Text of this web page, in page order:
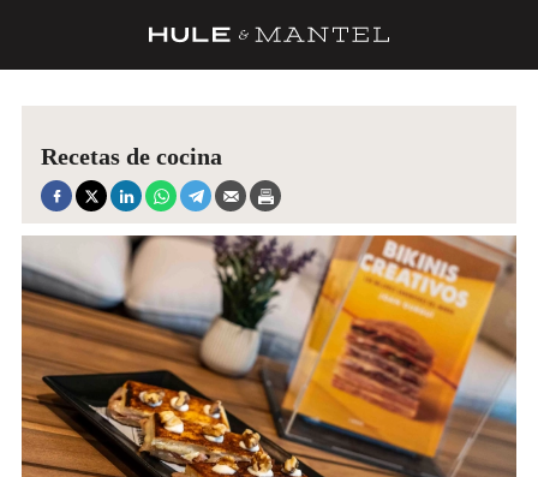
DESPENSA
BARRAS Y ESTRELLAS
DÓNDE COMER
ÍDOLOS DE MESAS
CUADERNO DE VIAJE
TRADICIÓN
MENÚ DEL DÍA
Recetas de cocina